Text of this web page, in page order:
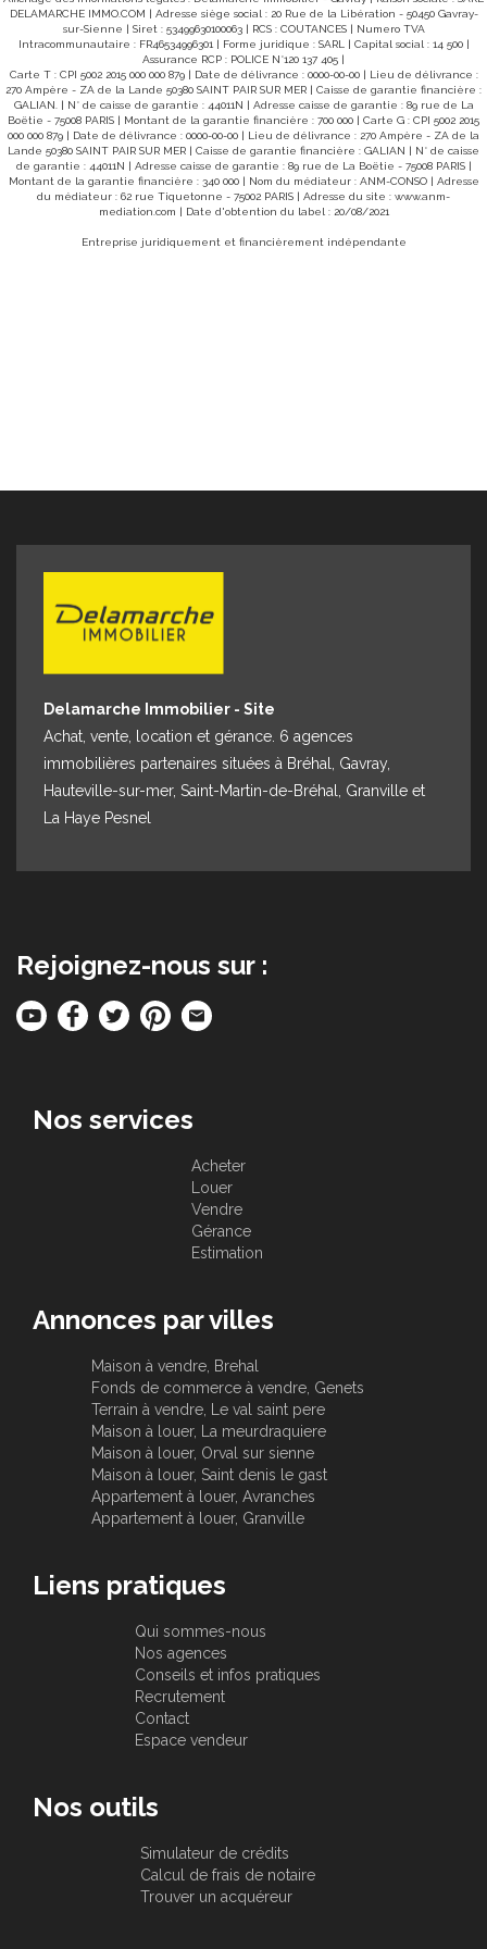
DELAMARCHE IMMO.COM | Adresse siège social : 20 Rue de la Libération - 50450 Gavray-
sur-Sienne | Siret : 53499630100063 | RCS : COUTANCES | Numero TVA
Intracommunautaire : FR46534996301 | Forme juridique : SARL | Capital social : 14 500 |
Assurance RCP : POLICE N°120 137 405 |
Carte T : CPI 5002 2015 000 000 879 | Date de délivrance : 0000-00-00 | Lieu de délivrance :
270 Ampère - ZA de la Lande 50380 SAINT PAIR SUR MER | Caisse de garantie financière :
GALIAN. | N° de caisse de garantie : 44011N | Adresse caisse de garantie : 89 rue de La
Boëtie - 75008 PARIS | Montant de la garantie financière : 700 000 | Carte G : CPI 5002 2015
000 000 879 | Date de délivrance : 0000-00-00 | Lieu de délivrance : 270 Ampère - ZA de la
Lande 50380 SAINT PAIR SUR MER | Caisse de garantie financière : GALIAN | N° de caisse
de garantie : 44011N | Adresse caisse de garantie : 89 rue de La Boëtie - 75008 PARIS |
Montant de la garantie financière : 340 000 | Nom du médiateur : ANM-CONSO | Adresse
du médiateur : 62 rue Tiquetonne - 75002 PARIS | Adresse du site : www.anm-
mediation.com | Date d'obtention du label : 20/08/2021
Entreprise juridiquement et financièrement indépendante
Delamarche Immobilier - Site
Achat, vente, location et gérance. 6 agences
immobilières partenaires situées à Bréhal, Gavray,
Hauteville-sur-mer, Saint-Martin-de-Bréhal, Granville et
La Haye Pesnel
Rejoignez-nous sur :
Nos services
Acheter
Louer
Vendre
Gérance
Estimation
Annonces par villes
Maison à vendre, Brehal
Fonds de commerce à vendre, Genets
Terrain à vendre, Le val saint pere
Maison à louer, La meurdraquiere
Maison à louer, Orval sur sienne
Maison à louer, Saint denis le gast
Appartement à louer, Avranches
Appartement à louer, Granville
Liens pratiques
Qui sommes-nous
Nos agences
Conseils et infos pratiques
Recrutement
Contact
Espace vendeur
Nos outils
Simulateur de crédits
Calcul de frais de notaire
Trouver un acquéreur